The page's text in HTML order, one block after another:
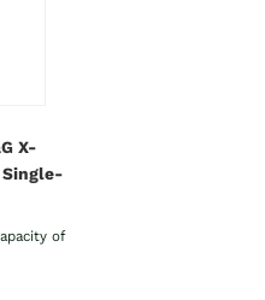
X-
Single-
of